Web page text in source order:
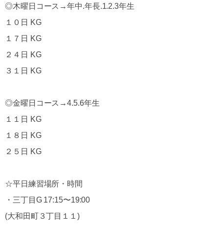
◎木曜日コース→年中.年長.1.2.3年生
１０日 KG
１７日 KG
２４日 KG
３１日 KG
◎金曜日コース→4.5.6年生
１１日 KG
１８日 KG
２５日 KG
☆平日練習場所・時間
・三丁目G 17:15〜19:00
(大和田町３丁目１１)